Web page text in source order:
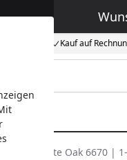
Kauf auf
LC 55 White Oak 6670 |